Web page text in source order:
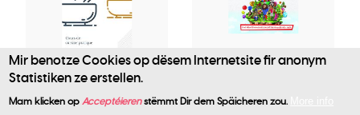
User
Publikatioun
Le cahier de
Publikatioun
FUNdamentals
Mir benotze Cookies op dësem Internetsite fir anonym
Statistiken ze erstellen.
Mam klicken op Acceptéierenstëmmt Dir dem Späicheren zou.